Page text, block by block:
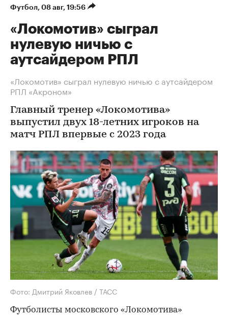
Футбол⁠, 08 авг, 19:56
«Локомотив» сыграл
нулевую ничью с
аутсайдером РПЛ
«Локомотив» сыграл нулевую ничью с аутсайдером
РПЛ «Акроном»
Главный тренер «Локомотива»
выпустил двух 18-летних игроков на
матч РПЛ впервые с 2023 года
Фото: Дмитрий Яковлев / ТАСС
Футболисты московского «Локомотива»